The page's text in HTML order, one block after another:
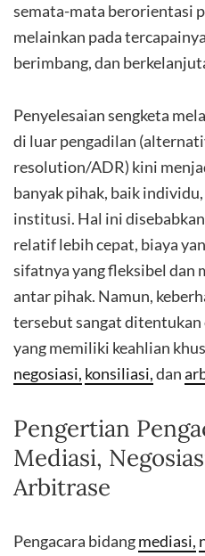
semata-mata berorientasi
melainkan pada
berimbang, dan
Penyelesaian sengketa
di luar pengadilan
resolution/ADR) kini
banyak pihak, baik
institusi. Hal ini
relatif lebih cepat, biaya
sifatnya yang fleksibel dan
antar pihak. Namun,
tersebut sangat ditentukan
yang memiliki keahlian
negosiasi, konsiliasi,dan
Pengertian
Mediasi,
Arbitrase
Pengacara bidangmediasi,